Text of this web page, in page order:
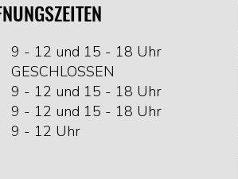
9 - 12 und 15 - 18 Uhr
GESCHLOSSEN
9 - 12 und 15 - 18 Uhr
9 - 12 und 15 - 18 Uhr
9 - 12 Uhr